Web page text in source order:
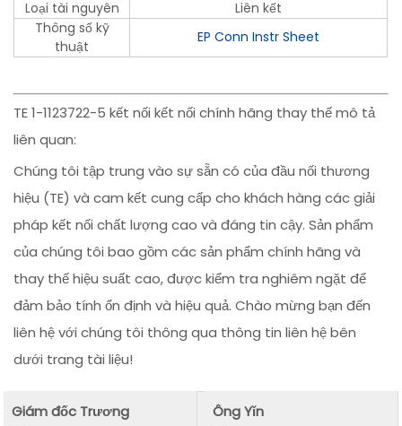
Loại tài nguyên
Liên kết
Thông số kỹ
thuật
EP Conn Instr Sheet
TE 1-1123722-5 kết nối kết nối chính hãng thay thế mô tả
liên quan:
Chúng tôi tập trung vào sự sẵn có của đầu nối thương
hiệu (TE) và cam kết cung cấp cho khách hàng các giải
pháp kết nối chất lượng cao và đáng tin cậy. Sản phẩm
của chúng tôi bao gồm các sản phẩm chính hãng và
thay thế hiệu suất cao, được kiểm tra nghiêm ngặt để
đảm bảo tính ổn định và hiệu quả. Chào mừng bạn đến
liên hệ với chúng tôi thông qua thông tin liên hệ bên
dưới trang tài liệu!
Giám đốc Trương
Ông Yǐn